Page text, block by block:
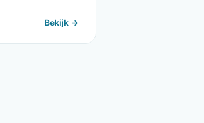
Bekijk →